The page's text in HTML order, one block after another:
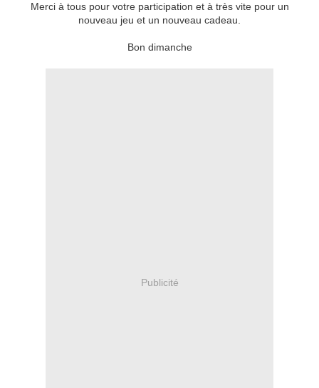
Merci à tous pour votre participation et à très vite pour un
nouveau jeu et un nouveau cadeau.
Bon dimanche
Publicité